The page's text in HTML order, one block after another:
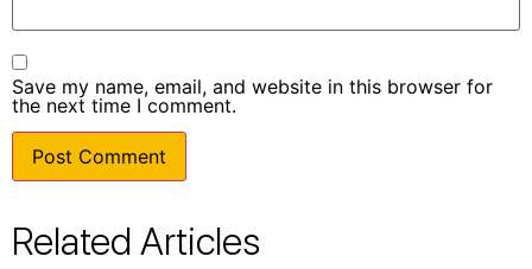
Save my name, email, and website in this browser for
the next time I comment.
Related Articles